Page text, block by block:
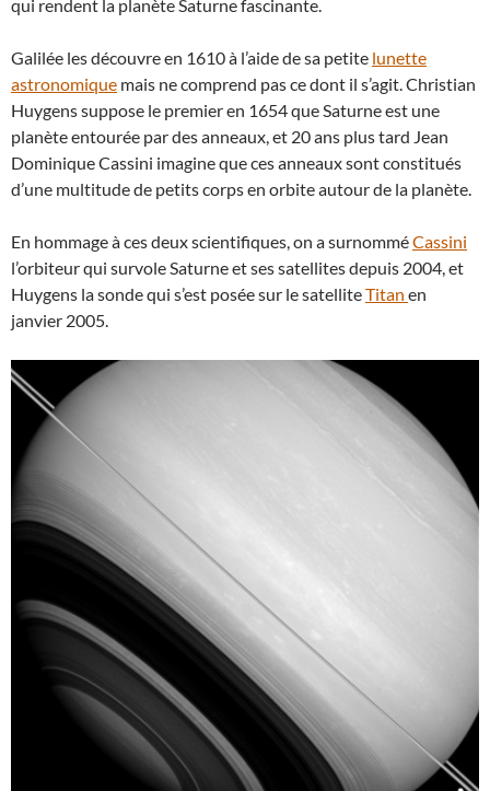
qui rendent la planète Saturne fascinante.
Galilée les découvre en 1610 à l’aide de sa petite lunette
astronomique mais ne comprend pas ce dont il s’agit. Christian
Huygens suppose le premier en 1654 que Saturne est une
planète entourée par des anneaux, et 20 ans plus tard Jean
Dominique Cassini imagine que ces anneaux sont constitués
d’une multitude de petits corps en orbite autour de la planète.
En hommage à ces deux scientifiques, on a surnomméCassini
l’orbiteur qui survole Saturne et ses satellites depuis 2004, et
Huygens la sonde qui s’est posée sur le satelliteTitan en
janvier 2005.